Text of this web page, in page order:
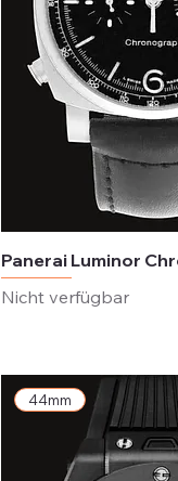
Panerai Luminor
Nicht verfügbar
44mm